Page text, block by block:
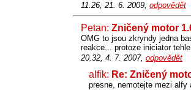
11.26, 21. 6. 2009, odpovědět
Petan: Zničený motor
OMG to jsou zkryndy jedna
reakce... protoze iniciator
20.32, 4. 7. 2007, odpovědět
alfik: Re: Zničený
presne, nemotejte mezi alfy